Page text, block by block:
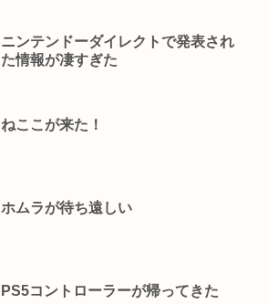
ニンテンドーダイレクトで発表され
た情報が凄すぎた
ねここが来た！
ホムラが待ち遠しい
PS5コントローラーが帰ってきた